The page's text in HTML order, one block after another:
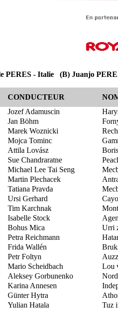
PERES - Italie (B) Juanjo
CONDUCTEUR
Jozef Adamuscin
Jan Böhm
Marek Woznicki
Mojca Tominc
Attila Lovász
Sue Chandraratne
Michael Lee Tai Seng
Martin Plechacek
Tatiana Pravda
Ursi Gerhard
Tim Karchnak
Isabelle Stock
Bohus Mica Urri
Petra Reichmann
Frida Wallén
Petr Foltyn
Mario Scheidbach Lou
Aleksey Gorbunenko
Karina Annesen
Günter Hytra
Yulian Hatala Tuz